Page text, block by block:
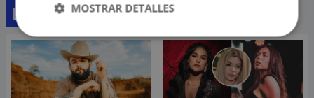
Lo últimoMOSTRAR DETALLES